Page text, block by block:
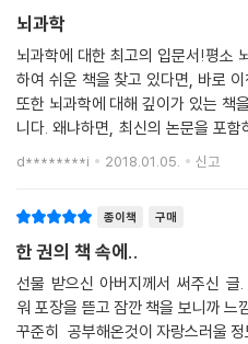
뇌과학
뇌과학에 대한 최고의 입문서!평소
하여 쉬운 책을 찾고 있다면, 바로 이책이
또한 뇌과학에 대해 깊이가 있는 책
니다. 왜냐하면, 최신의 논문을 포
엑기스로 뽑아서 친절하고 쉽게 풀
d********i 2018.01.05. 신고
종이책 구매
한 권의 책 속에..
선물 받으신 아버지께서 써주신
워 포장을 뜯고 잠깐 책을 보니까 느
꾸준히 공부해온것이 자랑스러울